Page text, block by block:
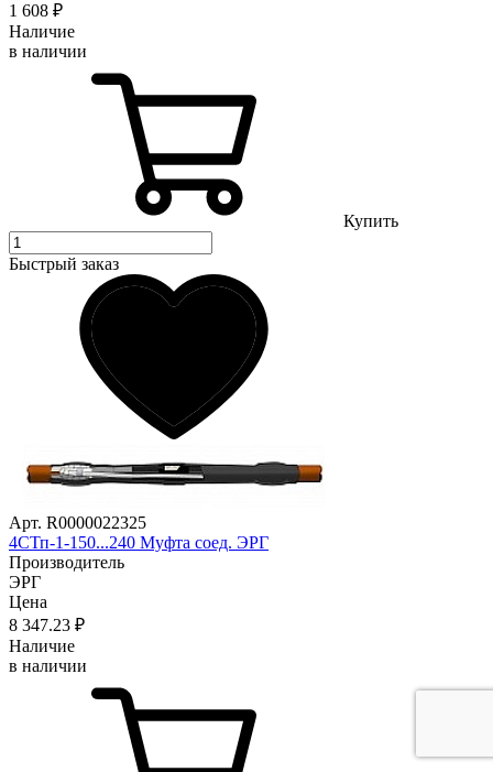
1 608 ₽
Наличие
в наличии
Купить
Быстрый заказ
Арт. R0000022325
4СТп-1-150...240 Муфта соед. ЭРГ
Производитель
ЭРГ
Цена
8 347.23 ₽
Наличие
в наличии